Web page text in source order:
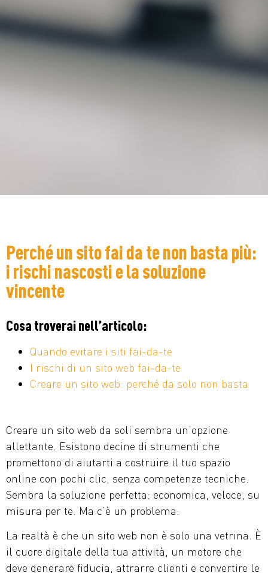
Perché un sito fai da te non basta più:
i rischi nascosti e la soluzione
vincente
Cosa troverai nell’articolo:
Quando evitare i siti fai-da-te
I rischi di un sito web fai-da-te
Creare un sito web: perché da solo non basta
Creare un sito web da soli sembra un’opzione
allettante. Esistono decine di strumenti che
promettono di aiutarti a costruire il tuo spazio
online con pochi clic, senza competenze tecniche.
Sembra la soluzione perfetta: economica, veloce, su
misura per te. Ma c’è un problema.
La realtà è che un sito web non è solo una vetrina. È
il cuore digitale della tua attività, un motore che
deve generare fiducia, attrarre clienti e convertire le